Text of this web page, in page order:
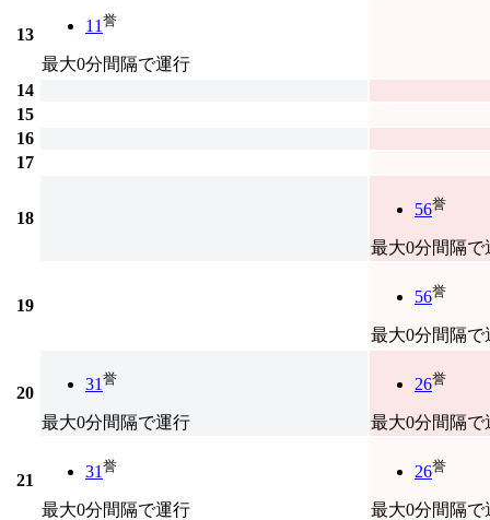
13 11 誉
最大0分間隔で運行
14
15
16
17
18 56誉
最大0分間隔で
19 56誉
最大0分間隔で
20 31 誉
最大0分間隔で運行
26誉
最大0分間隔で
21 31 誉
最大0分間隔で運行
26誉
最大0分間隔で